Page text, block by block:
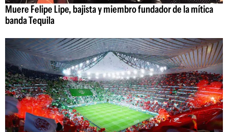
Muere Felipe Lipe, bajista y miembro fundador de la mítica
banda Tequila